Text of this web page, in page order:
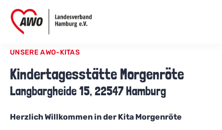
UNSERE AWO-KITAS
Kindertagesstätte Morgenröte
Langbargheide 15, 22547 Hamburg
Herzlich Willkommen in der Kita Morgenröte